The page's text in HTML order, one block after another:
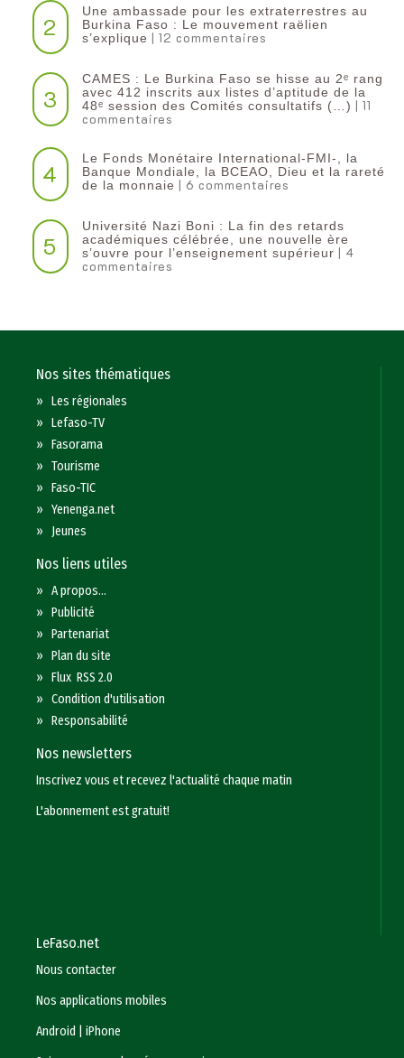
2
Une ambassade pour les extraterrestres au
Burkina Faso : Le mouvement raëlien
s’explique | 12 commentaires
3
CAMES : Le Burkina Faso se hisse au 2ᵉ rang
avec 412 inscrits aux listes d’aptitude de la
48ᵉ session des Comités consultatifs (…) | 11
commentaires
4
Le Fonds Monétaire International-FMI-, la
Banque Mondiale, la BCEAO, Dieu et la rareté
de la monnaie | 6 commentaires
5
Université Nazi Boni : La fin des retards
académiques célébrée, une nouvelle ère
s’ouvre pour l’enseignement supérieur | 4
commentaires
Nos sites thématiques
»Les régionales
»Lefaso-TV
»Fasorama
»Tourisme
»Faso-TIC
»Yenenga.net
» Jeunes
Nos liens utiles
»A propos...
»Publicité
»Partenariat
»Plan du site
»Flux RSS 2.0
»Condition d'utilisation
»Responsabilité
Nos newsletters
Inscrivez vous et recevez l'actualité chaque matin
L'abonnement est gratuit!
LeFaso.net
Nous contacter
Nos applications mobiles
Android
|iPhone